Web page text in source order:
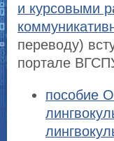
и курсовыми
переводу)
портале
пособие